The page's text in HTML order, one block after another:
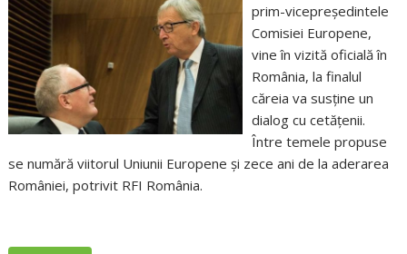
prim-vicepreşedintele
Comisiei Europene,
vine în vizită oficială în
România, la finalul
căreia va susţine un
dialog cu cetăţenii.
Între temele propuse
se numără viitorul Uniunii Europene şi zece ani de la aderarea
României, potrivit RFI România.